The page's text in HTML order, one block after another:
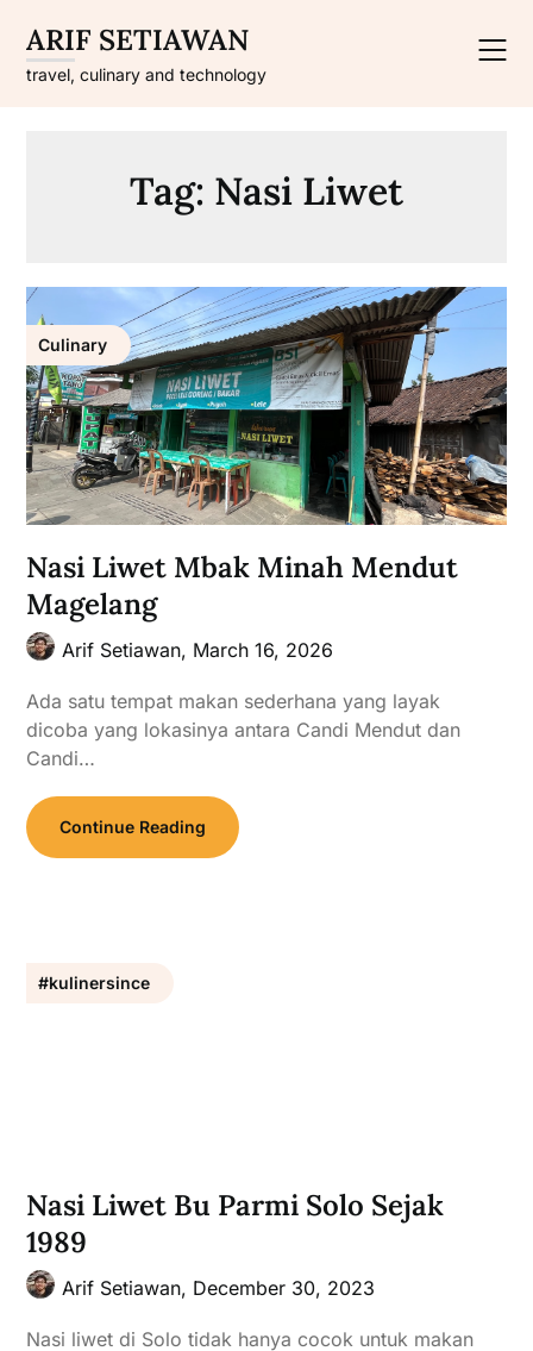
content
ARIF SETIAWAN
travel, culinary and technology
Tag: Nasi Liwet
Culinary
Nasi Liwet Mbak Minah Mendut
Magelang
Arif Setiawan, March 16, 2026
Ada satu tempat makan sederhana yang layak
dicoba yang lokasinya antara Candi Mendut dan
Candi…
Continue Reading
#kulinersince
Nasi Liwet Bu Parmi Solo Sejak
1989
Arif Setiawan, December 30, 2023
Nasi liwet di Solo tidak hanya cocok untuk makan